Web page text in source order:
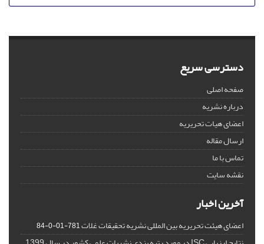
دسترسی سریع
صفحه اصلی
درباره نشریه
اعضای هیات تحریریه
ارسال مقاله
تماس با ما
نقشه سایت
آخرین اخبار
اعضای هیئت تحریریه بین المللی نشریه تحقیقات غلات781-01-0-84